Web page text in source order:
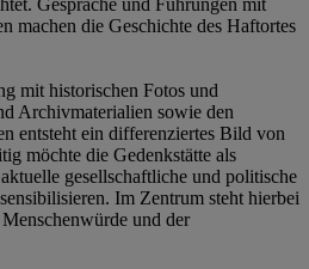
machen die Geschichte des Haftortes
mit historischen Fotos und
Archivmaterialien sowie den
entsteht ein differenziertes Bild von
möchte die Gedenkstätte als
gesellschaftliche und politische
Im Zentrum steht hierbei
und der